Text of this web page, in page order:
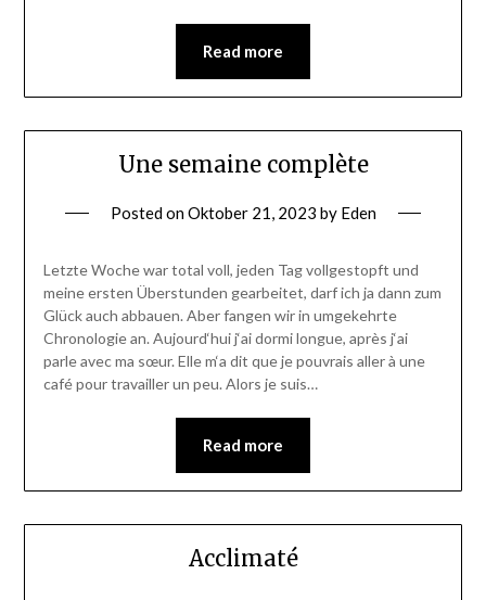
Read more
Une semaine complète
Posted onOktober 21, 2023 by Eden
Letzte Woche war total voll, jeden Tag vollgestopft und
meine ersten Überstunden gearbeitet, darf ich ja dann zum
Glück auch abbauen. Aber fangen wir in umgekehrte
Chronologie an. Aujourd‘hui j‘ai dormi longue, après j‘ai
parle avec ma sœur. Elle m‘a dit que je pouvrais aller à une
café pour travailler un peu. Alors je suis…
Read more
Acclimaté